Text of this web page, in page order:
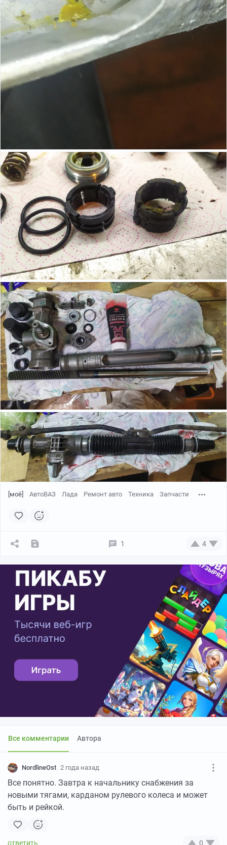
[моё] АвтоВАЗ Лада Ремонт авто Техника Запчасти
1 4
Все комментарии Автора
NordlineOst 2 года назад
Все понятно. Завтра к начальнику снабжения за
новыми тягами, карданом рулевого колеса и может
быть и рейкой.
0